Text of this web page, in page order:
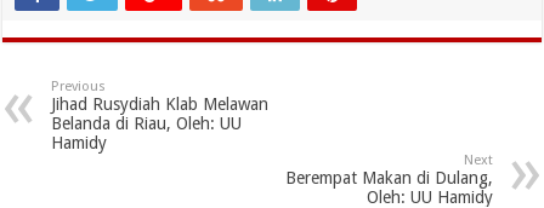
Previous
Jihad Rusydiah Klab Melawan
Belanda di Riau, Oleh: UU
Hamidy
Next
Berempat Makan di Dulang,
Oleh: UU Hamidy